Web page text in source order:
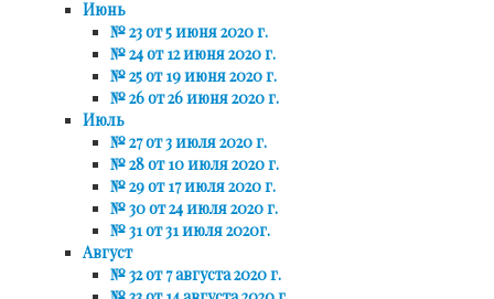
Июнь
№ 23 от 5 июня 2020 г.
№ 24 от 12 июня 2020 г.
№ 25 от 19 июня 2020 г.
№ 26 от 26 июня 2020 г.
Июль
№ 27 от 3 июля 2020 г.
№ 28 от 10 июля 2020 г.
№ 29 от 17 июля 2020 г.
№ 30 от 24 июля 2020 г.
№ 31 от 31 июля 2020г.
Август
№ 32 от 7 августа 2020 г.